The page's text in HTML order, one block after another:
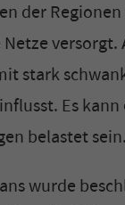
der
versorgt.
stark
Es
belastet sein.
wurde